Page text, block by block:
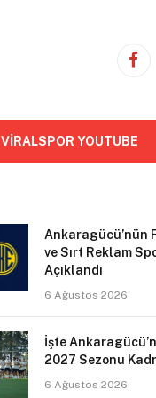
VİRALSPOR YOUTUBE
Ankaragücü’nün
ve Sırt Reklam
Açıklandı
6 Ağustos 2026
İşte
2027 Sezonu
6 Ağustos 2026